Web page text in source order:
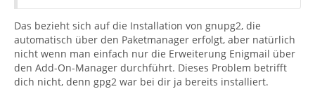
Das bezieht sich auf die Installation von gnupg2, die
automatisch über den Paketmanager erfolgt, aber natürlich
nicht wenn man einfach nur die Erweiterung Enigmail über
den Add-On-Manager durchführt. Dieses Problem betrifft
dich nicht, denn gpg2 war bei dir ja bereits installiert.